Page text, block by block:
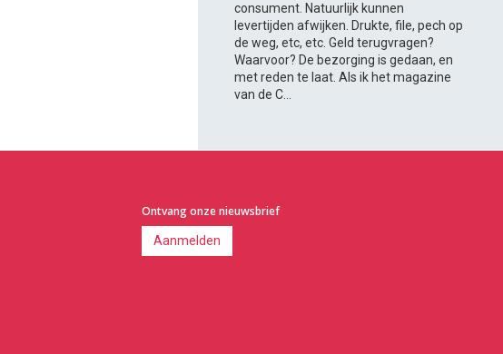
consument. Natuurlijk kunnen
levertijden afwijken. Drukte, file, pech op
de weg, etc, etc. Geld terugvragen?
Waarvoor? De bezorging is gedaan, en
met reden te laat. Als ik het magazine
van de C...
Ontvang onze nieuwsbrief
Aanmelden